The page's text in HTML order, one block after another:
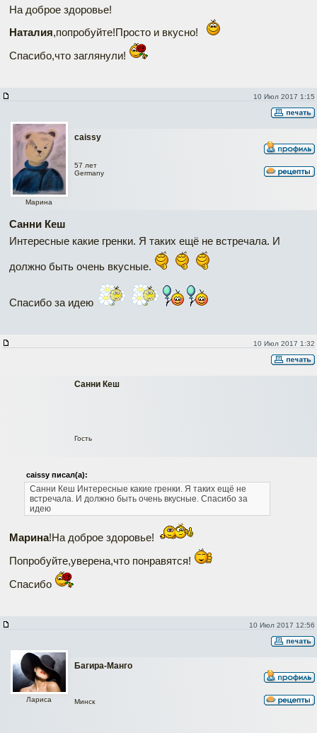
На доброе здоровье!
Наталия,попробуйте!Просто и вкусно!
Спасибо,что заглянули!
10 Июл 2017 1:15
caissy
Марина
57 лет
Germany
Санни Кеш
Интересные какие гренки. Я таких ещё не встречала. И
должно быть очень вкусные.
Спасибо за идею
10 Июл 2017 1:32
Санни Кеш
Гость
caissy писал(а):
Санни Кеш Интересные какие гренки. Я таких ещё не
встречала. И должно быть очень вкусные. Спасибо за
идею
Марина!На доброе здоровье!
Попробуйте,уверена,что понравятся!
Спасибо
10 Июл 2017 12:56
Багира-Манго
Лариса Минск